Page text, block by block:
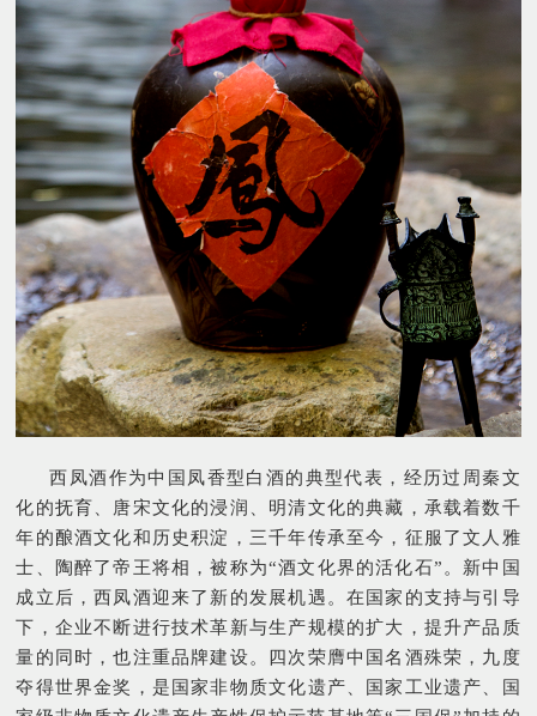
西凤酒作为中国凤香型白酒的典型代表，经历过周秦文
化的抚育、唐宋文化的浸润、明清文化的典藏，承载着数千
年的酿酒文化和历史积淀，三千年传承至今， 征服了文人雅
士、陶醉了帝王将相，被称为“酒文化界的活化石”。 新中国
成立后，西凤酒迎来了新的发展机遇。 在国家的支持与引导
下，企业不断进行技术革新与生产规模的扩大，提升产品质
量的同时，也注重品牌建设。
四次荣膺中国名酒殊荣，九度
夺得世界金奖，是国家非物质文化遗产、国家工业遗产、国